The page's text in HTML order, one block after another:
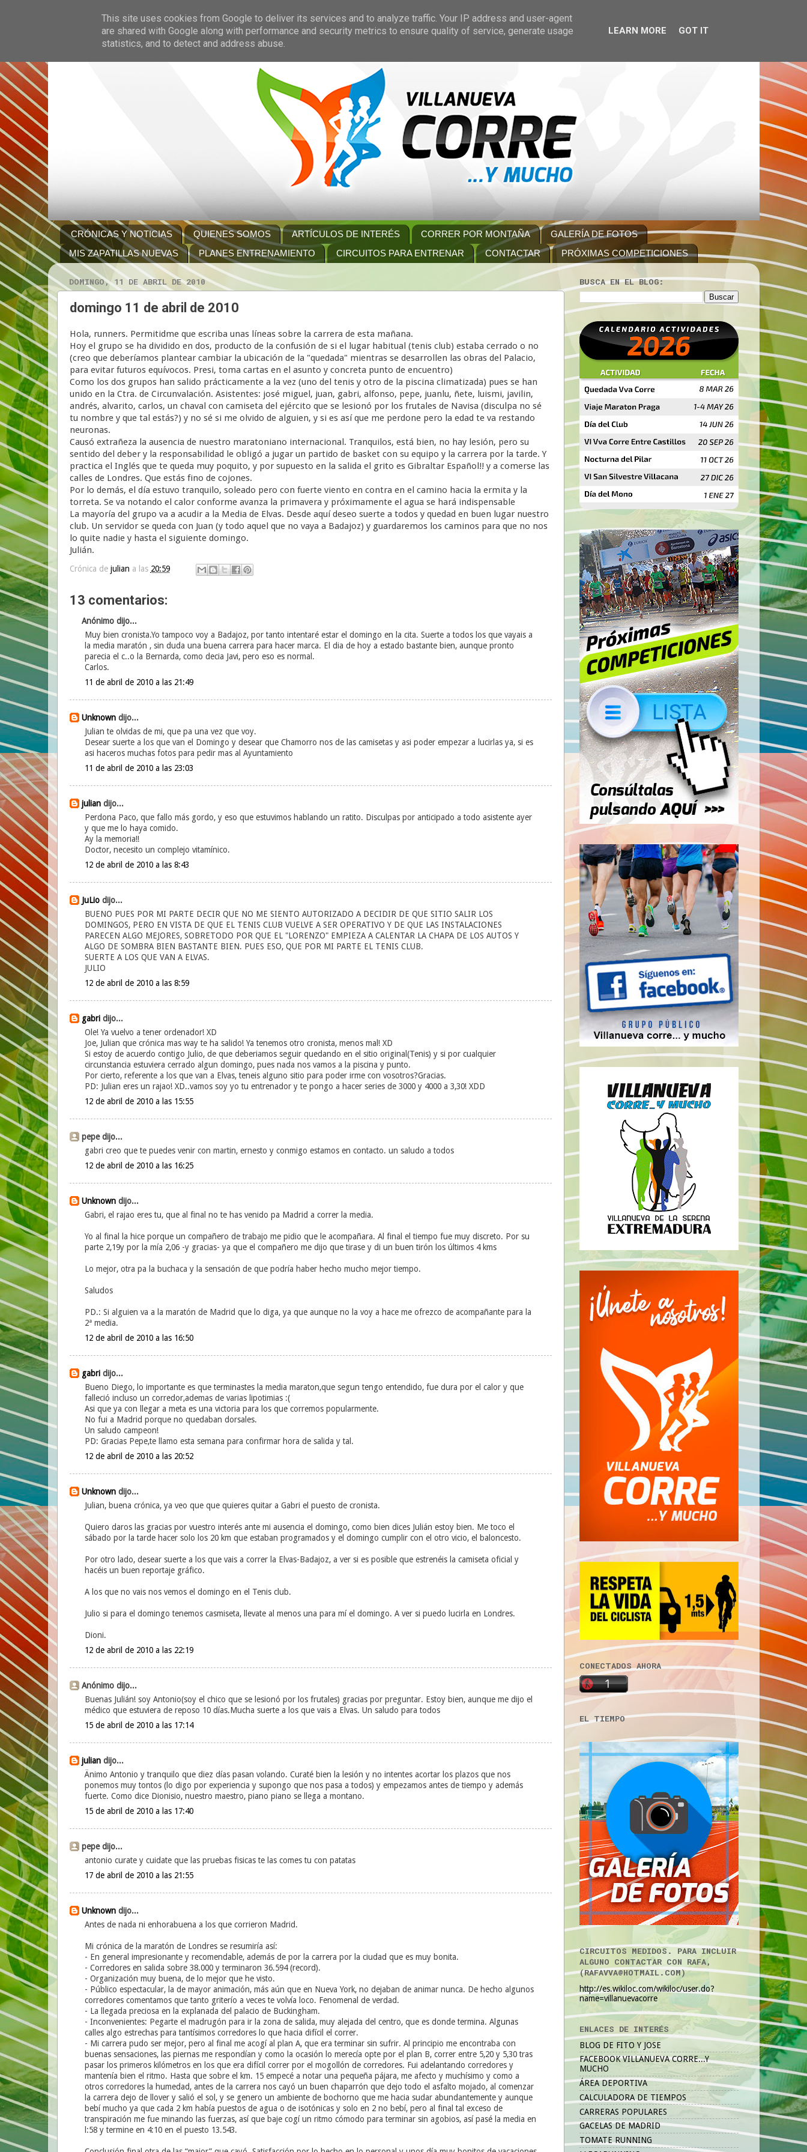
CRÓNICAS Y NOTICIAS QUIENES SOMOS ARTÍCULOS DE INTERÉS CORRER POR MONTAÑA
GALERÍA DE FOTOS
MIS ZAPATILLAS NUEVAS
PLANES ENTRENAMIENTO CIRCUITOS PARA ENTRENAR CONTACTAR PRÓXIMAS COMPETICIONES
DOMINGO, 11 DE ABRIL DE 2010
domingo 11 de abril de 2010
Hola, runners. Permitidme que escriba unas líneas sobre la carrera de esta mañana.
Hoy el grupo se ha dividido en dos, producto de la confusión de si el lugar habitual (tenis club) estaba cerrado o no
(creo que deberíamos plantear cambiar la ubicación de la "quedada" mientras se desarrollen las obras del Palacio,
para evitar futuros equívocos. Presi, toma cartas en el asunto y concreta punto de encuentro)
Como los dos grupos han salido prácticamente a la vez (uno del tenis y otro de la piscina climatizada) pues se han
unido en la Ctra. de Circunvalación. Asistentes: josé miguel, juan, gabri, alfonso, pepe, juanlu, ñete, luismi, javilin,
andrés, alvarito, carlos, un chaval con camiseta del ejército que se lesionó por los frutales de Navisa (disculpa no sé
tu nombre y que tal estás?) y no sé si me olvido de alguien, y si es así que me perdone pero la edad te va restando
neuronas.
Causó extrañeza la ausencia de nuestro maratoniano internacional. Tranquilos, está bien, no hay lesión, pero su
sentido del deber y la responsabilidad le obligó a jugar un partido de basket con su equipo y la carrera por la tarde. Y
practica el Inglés que te queda muy poquito, y por supuesto en la salida el grito es Gibraltar Español!! y a comerse las
calles de Londres. Que estás fino de cojones.
Por lo demás, el día estuvo tranquilo, soleado pero con fuerte viento en contra en el camino hacia la ermita y la
torreta. Se va notando el calor conforme avanza la primavera y próximamente el agua se hará indispensable
La mayoría del grupo va a acudir a la Media de Elvas. Desde aquí deseo suerte a todos y quedad en buen lugar nuestro
club. Un servidor se queda con Juan (y todo aquel que no vaya a Badajoz) y guardaremos los caminos para que no nos
lo quite nadie y hasta el siguiente domingo.
Julián.
Crónica de julian a las 20:59
13 comentarios:
Anónimo dijo...
Muy bien cronista.Yo tampoco voy a Badajoz, por tanto intentaré estar el domingo en la cita. Suerte a todos los que vayais a
la media maratón , sin duda una buena carrera para hacer marca. El dia de hoy a estado bastante bien, aunque pronto
parecia el c..o la Bernarda, como decia Javi, pero eso es normal.
Carlos.
11 de abril de 2010 a las 21:49
Unknowndijo...
Julian te olvidas de mi, que pa una vez que voy.
Desear suerte a los que van el Domingo y desear que Chamorro nos de las camisetas y asi poder empezar a lucirlas ya, si es
asi haceros muchas fotos para pedir mas al Ayuntamiento
11 de abril de 2010 a las 23:03
juliandijo...
Perdona Paco, que fallo más gordo, y eso que estuvimos hablando un ratito. Disculpas por anticipado a todo asistente ayer
y que me lo haya comido.
Ay la memoria!!
Doctor, necesito un complejo vitamínico.
12 de abril de 2010 a las 8:43
JuLiodijo...
BUENO PUES POR MI PARTE DECIR QUE NO ME SIENTO AUTORIZADO A DECIDIR DE QUE SITIO SALIR LOS
DOMINGOS, PERO EN VISTA DE QUE EL TENIS CLUB VUELVE A SER OPERATIVO Y DE QUE LAS INSTALACIONES
PARECEN ALGO MEJORES, SOBRETODO POR QUE EL "LORENZO" EMPIEZA A CALENTAR LA CHAPA DE LOS AUTOS Y
ALGO DE SOMBRA BIEN BASTANTE BIEN. PUES ESO, QUE POR MI PARTE EL TENIS CLUB.
SUERTE A LOS QUE VAN A ELVAS.
JULIO
12 de abril de 2010 a las 8:59
gabridijo...
Ole! Ya vuelvo a tener ordenador! XD
Joe, Julian que crónica mas way te ha salido! Ya tenemos otro cronista, menos mal! XD
Si estoy de acuerdo contigo Julio, de que deberiamos seguir quedando en el sitio original(Tenis) y si por cualquier
circunstancia estuviera cerrado algun domingo, pues nada nos vamos a la piscina y punto.
Por cierto, referente a los que van a Elvas, teneis alguno sitio para poder irme con vosotros?Gracias.
PD: Julian eres un rajao! XD..vamos soy yo tu entrenador y te pongo a hacer series de 3000 y 4000 a 3,30! XDD
12 de abril de 2010 a las 15:55
pepe dijo...
gabri creo que te puedes venir con martin, ernesto y conmigo estamos en contacto. un saludo a todos
12 de abril de 2010 a las 16:25
Unknowndijo...
Gabri, el rajao eres tu, que al final no te has venido pa Madrid a correr la media.
Yo al final la hice porque un compañero de trabajo me pidio que le acompañara. Al final el tiempo fue muy discreto. Por su
parte 2,19y por la mía 2,06 -y gracias- ya que el compañero me dijo que tirase y di un buen tirón los últimos 4 kms
Lo mejor, otra pa la buchaca y la sensación de que podría haber hecho mucho mejor tiempo.
Saludos
PD.: Si alguien va a la maratón de Madrid que lo diga, ya que aunque no la voy a hace me ofrezco de acompañante para la
2ª media.
12 de abril de 2010 a las 16:50
gabridijo...
Bueno Diego, lo importante es que terminastes la media maraton,que segun tengo entendido, fue dura por el calor y que
falleció incluso un corredor,ademas de varias lipotimias :(
Asi que ya con llegar a meta es una victoria para los que corremos popularmente.
No fui a Madrid porque no quedaban dorsales.
Un saludo campeon!
PD: Gracias Pepe,te llamo esta semana para confirmar hora de salida y tal.
12 de abril de 2010 a las 20:52
Unknowndijo...
Julian, buena crónica, ya veo que que quieres quitar a Gabri el puesto de cronista.
Quiero daros las gracias por vuestro interés ante mi ausencia el domingo, como bien dices Julián estoy bien. Me toco el
sábado por la tarde hacer solo los 20 km que estaban programados y el domingo cumplir con el otro vicio, el baloncesto.
Por otro lado, desear suerte a los que vais a correr la Elvas-Badajoz, a ver si es posible que estrenéis la camiseta oficial y
hacéis un buen reportaje gráfico.
A los que no vais nos vemos el domingo en el Tenis club.
Julio si para el domingo tenemos casmiseta, llevate al menos una para mí el domingo. A ver si puedo lucirla en Londres.
Dioni.
12 de abril de 2010 a las 22:19
Anónimo dijo...
Buenas Julián! soy Antonio(soy el chico que se lesionó por los frutales) gracias por preguntar. Estoy bien, aunque me dijo el
médico que estuviera de reposo 10 días.Mucha suerte a los que vais a Elvas. Un saludo para todos
15 de abril de 2010 a las 17:14
juliandijo...
Änimo Antonio y tranquilo que diez días pasan volando. Curaté bien la lesión y no intentes acortar los plazos que nos
ponemos muy tontos (lo digo por experiencia y supongo que nos pasa a todos) y empezamos antes de tiempo y además
fuerte. Como dice Dionisio, nuestro maestro, piano piano se llega a montano.
15 de abril de 2010 a las 17:40
pepe dijo...
antonio curate y cuidate que las pruebas fisicas te las comes tu con patatas
17 de abril de 2010 a las 21:55
Unknowndijo...
Antes de nada ni enhorabuena a los que corrieron Madrid.
Mi crónica de la maratón de Londres se resumiría así:
- En general impresionante y recomendable, además de por la carrera por la ciudad que es muy bonita.
- Corredores en salida sobre 38.000 y terminaron 36.594 (record).
- Organización muy buena, de lo mejor que he visto.
- Público espectacular, la de mayor animación, más aún que en Nueva York, no dejaban de animar nunca. De hecho algunos
corredores comentamos que tanto griterío a veces te volvía loco. Fenomenal de verdad.
- La llegada preciosa en la explanada del palacio de Buckingham.
- Inconvenientes: Pegarte el madrugón para ir la zona de salida, muy alejada del centro, que es donde termina. Algunas
calles algo estrechas para tantísimos corredores lo que hacia difícil el correr.
- Mi carrera pudo ser mejor, pero al final me acogí al plan A, que era terminar sin sufrir. Al principio me encontraba con
buenas sensaciones, las piernas me respondían y como la ocasión lo merecía opte por el plan B, correr entre 5,20 y 5,30 tras
pasar los primeros kilómetros en los que era difícil correr por el mogollón de corredores. Fui adelantando corredores y
mantenía bien el ritmo. Hasta que sobre el km. 15 empecé a notar una pequeña pájara, me afecto y muchísimo y como a
otros corredores la humedad, antes de la carrera nos cayó un buen chaparrón que dejo todo el asfalto mojado, al comenzar
la carrera dejo de llover y salió el sol, y se genero un ambiente de bochorno que me hacia sudar abundantemente y aunque
bebí mucho ya que cada 2 km había puestos de agua o de isotónicas y solo en 2 no bebí, pero al final tal exceso de
transpiración me fue minando las fuerzas, así que baje cogí un ritmo cómodo para terminar sin agobios, así pasé la media en
l:58 y termine en 4:10 en el puesto 13.543.
BUSCA EN EL BLOG:
CONECTADOS AHORA
EL TIEMPO
CIRCUITOS MEDIDOS. PARA INCLUIR
ALGUNO CONTACTAR CON RAFA,
(RAFAVVA@HOTMAIL.COM)
http://es.wikiloc.com/wikiloc/user.do?
name=villanuevacorre
ENLACES DE INTERÉS
BLOG DE FITO Y JOSE
FACEBOOK VILLANUEVA CORRE...Y
MUCHO
ÁREA DEPORTIVA
CALCULADORA DE TIEMPOS
CARRERAS POPULARES
GACELAS DE MADRID
TOMATE RUNNING
This site uses cookies from Google to deliver its services and to analyze traffic. Your IP address and user-agent
are shared with Google along with performance and security metrics to ensure quality of service, generate usage
statistics, and to detect and address abuse.
LEARN MORE GOT IT